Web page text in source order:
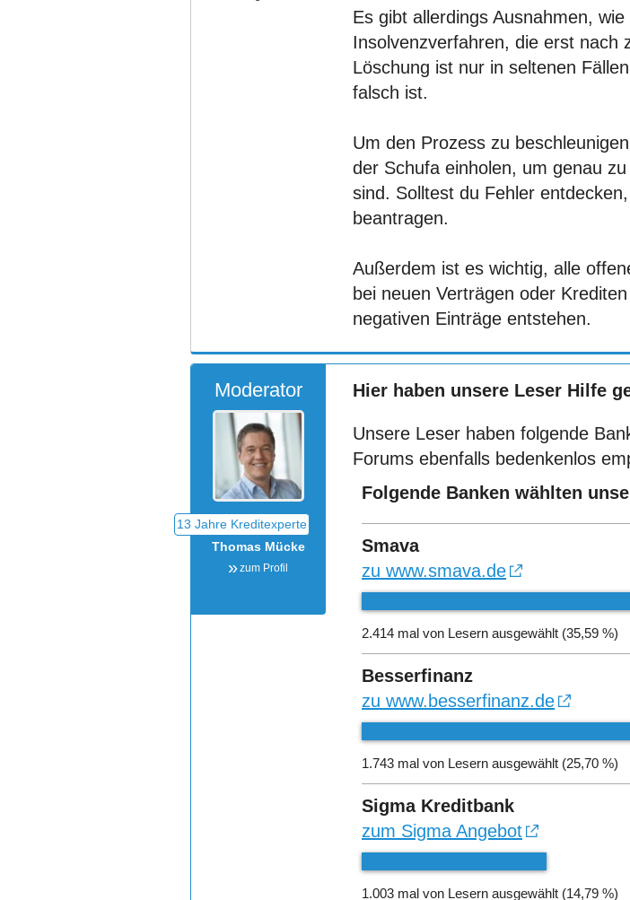
Es gibt allerdings Ausnahmen,
Insolvenzverfahren, die erst nach
Löschung ist nur in seltenen
falsch ist.
Um den Prozess zu
der Schufa einholen, um genau
sind. Solltest du Fehler
beantragen.
Außerdem ist es wichtig, alle
bei neuen Verträgen oder
negativen Einträge entstehen.
Moderator
Thomas Mücke
zum Profil
Hier haben unsere Leser Hilfe
Unsere Leser haben folgende
Forums ebenfalls bedenkenlos
Folgende Banken wählten
Smava
zu www.smava.de
2.414 mal von Lesern ausgewählt (35,59 %)
Besserfinanz
zu www.besserfinanz.de
1.743 mal von Lesern ausgewählt (25,70 %)
Sigma Kreditbank
zum Sigma Angebot
1.003 mal von Lesern ausgewählt (14,79 %)